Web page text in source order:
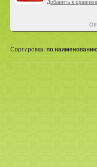
Добавить к
Сортировка: по